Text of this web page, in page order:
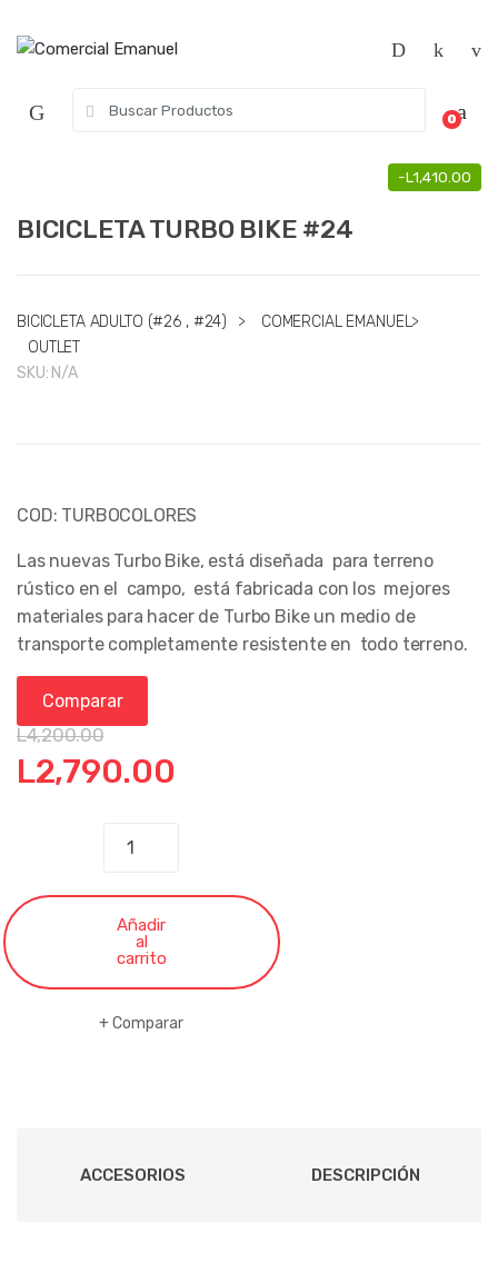
de:
0
-L1,410.00
BICICLETA TURBO BIKE #24
BICICLETA ADULTO (#26 , #24) > COMERCIAL EMANUEL>
OUTLET
SKU: N/A
COD: TURBOCOLORES
Las nuevas Turbo Bike, está diseñada para terreno
rústico en el campo, está fabricada con los mejores
materiales para hacer de Turbo Bike un medio de
transporte completamente resistente en todo terreno.
Comparar
L4,200.00
El
L4,200.00.
L2,790.00
L2,790.00.
BICICLETA
BIKE
#24
cantidad
Añadir
al
carrito
Comparar
ACCESORIOS DESCRIPCIÓN